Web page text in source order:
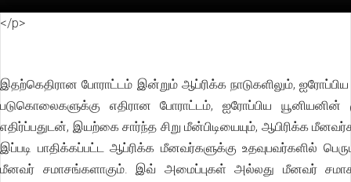
</p>
இதற்கெதிரான போராட்டம் இன்றும் ஆப்ரிக்க நாடுகளிலும்,
படுகொலைகளுக்கு எதிரான போராட்டம், ஐரோப்பிய யூனியனின்
எதிர்ப்பதுடன், இயற்கை சார்ந்த சிறு மீன்பிடியையும், ஆபிரிக்க
இப்படி பாதிக்கப்பட்ட ஆப்ரிக்க மீனவர்களுக்கு உதவுபவர்களில்
மீனவர் சமாசங்களாகும். இவ் அமைப்புகள் அல்லது மீனவர்